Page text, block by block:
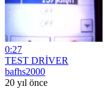
0:27
TEST DRİVER
bafhs2000
20 yıl önce